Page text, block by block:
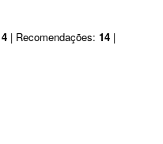
| Recomendações: 14 |